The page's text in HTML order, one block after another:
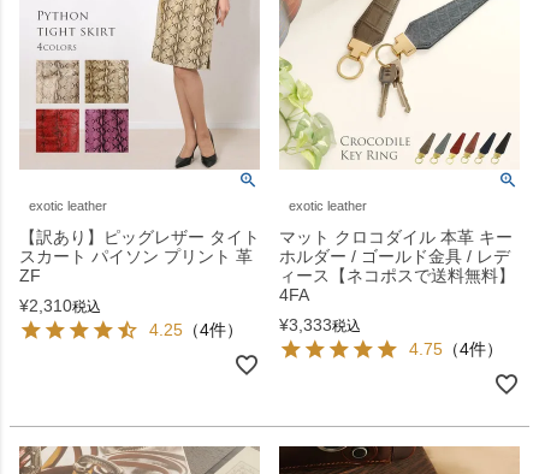
exotic leather
【訳あり】ピッグレザー タイト
スカート パイソン プリント 革
ZF
¥2,310税込
4.25 （4件）
exotic leather
マット クロコダイル 本革 キー
ホルダー / ゴールド金具 / レデ
ィース【ネコポスで送料無料】
4FA
¥3,333税込
4.75 （4件）